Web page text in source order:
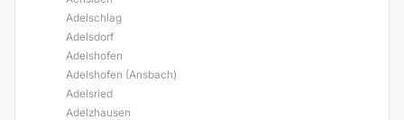
Adelschlag
Adelsdorf
Adelshofen
Adelshofen (Ansbach)
Adelsried
Adelzhausen